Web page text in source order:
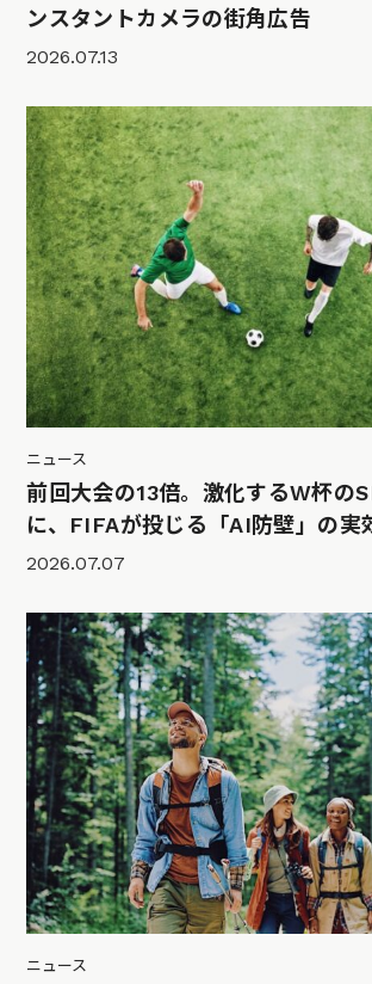
ンスタントカメラの街角広告
2026.07.13
ニュース
前回大会の13倍。激化するW杯の
に、FIFAが投じる「AI防壁」の実
2026.07.07
ニュース